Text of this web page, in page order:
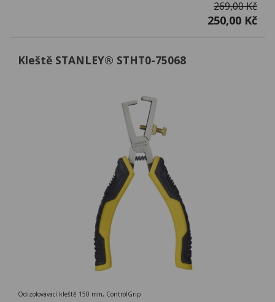
269,00 Kč
250,00 Kč
Kleště STANLEY® STHT0-75068
Odizolovávací kleště 150 mm, ControlGrip